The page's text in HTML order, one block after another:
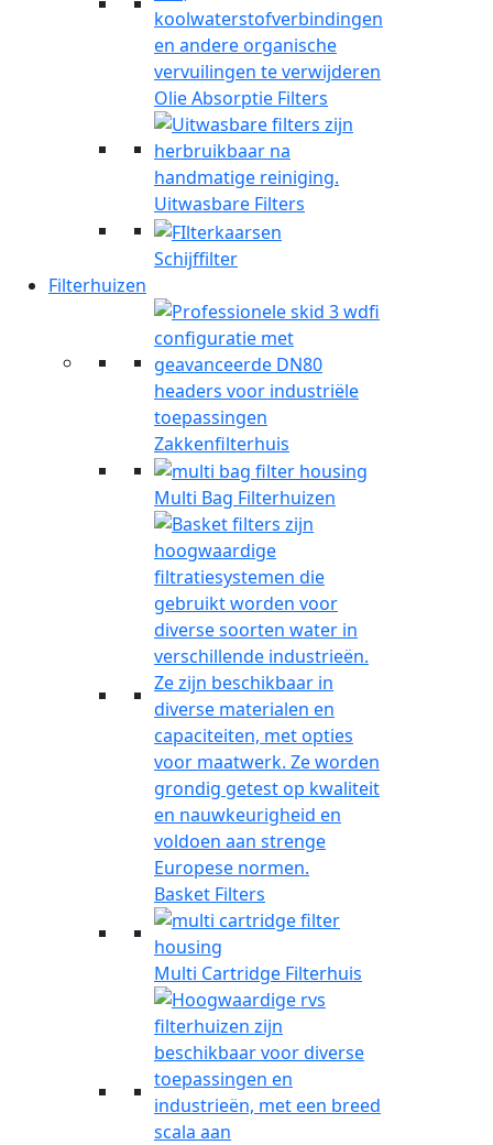
Olie Absorptie Filters
Uitwasbare Filters
Schijffilter
Filterhuizen
Zakkenfilterhuis
Multi Bag Filterhuizen
Basket Filters
Multi Cartridge Filterhuis